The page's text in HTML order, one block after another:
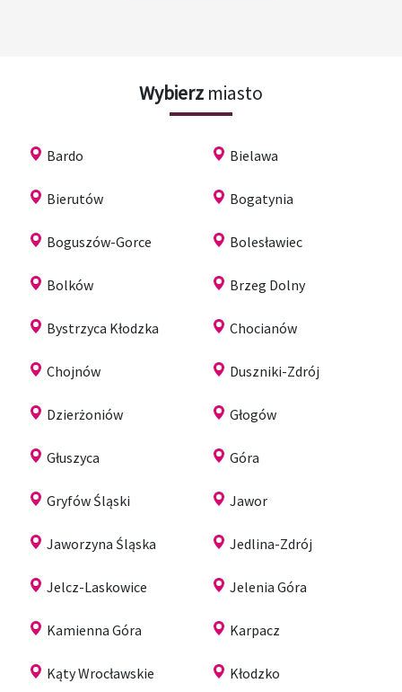
Wybierz miasto
Bardo Bielawa
Bierutów Bogatynia
Boguszów-Gorce Bolesławiec
Bolków Brzeg Dolny
Bystrzyca Kłodzka Chocianów
Chojnów Duszniki-Zdrój
Dzierżoniów Głogów
Głuszyca Góra
Gryfów Śląski Jawor
Jaworzyna Śląska Jedlina-Zdrój
Jelcz-Laskowice Jelenia Góra
Kamienna Góra Karpacz
Kąty Wrocławskie Kłodzko